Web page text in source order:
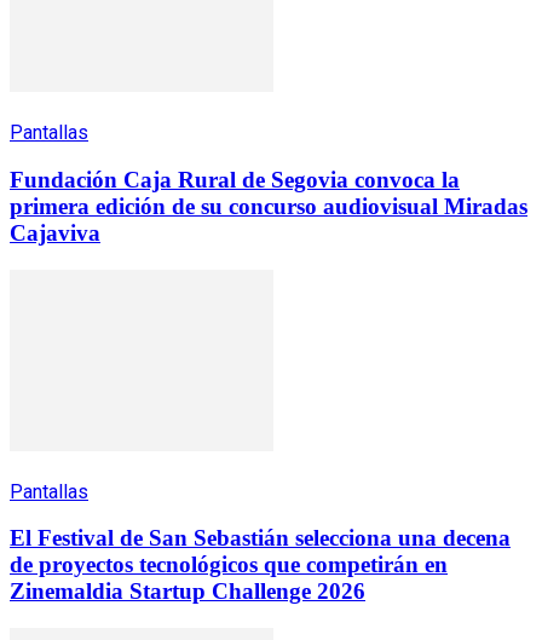
Pantallas
Fundación Caja Rural de Segovia convoca la
primera edición de su concurso audiovisual Miradas
Cajaviva
Pantallas
El Festival de San Sebastián selecciona una decena
de proyectos tecnológicos que competirán en
Zinemaldia Startup Challenge 2026